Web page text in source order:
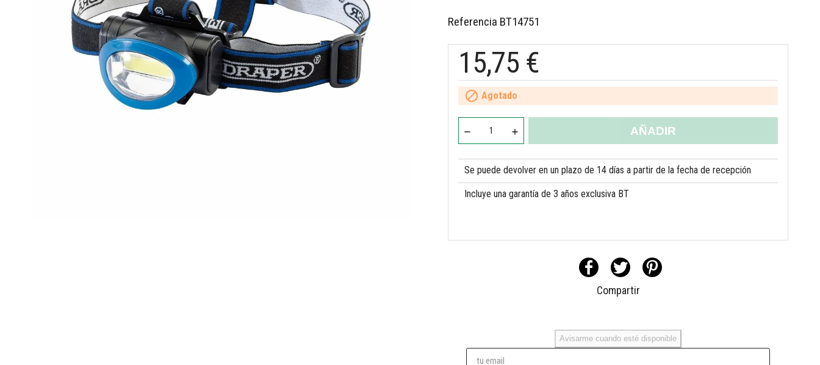
Referencia BT14751
15,75 €
 Agotado
AÑADIR
Se puede devolver en un plazo de 14 días a partir de la fecha de recepción
Incluye una garantía de 3 años exclusiva BT
Compartir
Avisarme cuando esté disponible